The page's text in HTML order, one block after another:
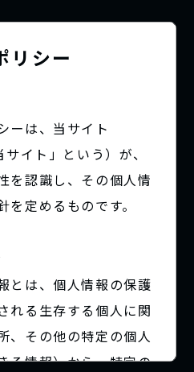
リシー
ーは、当サイト
サイト」という）が、
を認識し、その個人情
定めるものです。
とは、個人情報の保護
れる生存する個人に関
、その他の特定の個人
る情報）から、特定の